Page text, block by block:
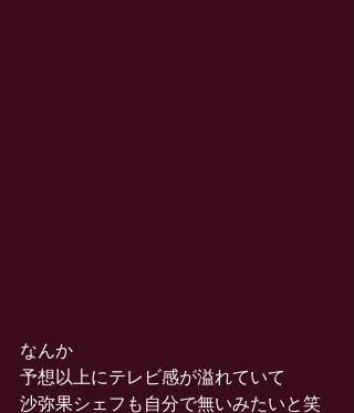
なんか
予想以上にテレビ感が溢れていて
沙弥果シェフも自分で無いみたいと笑